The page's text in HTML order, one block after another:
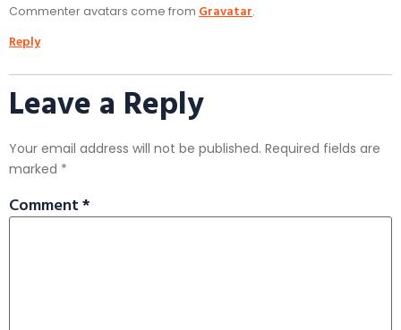
Commenter avatars come from Gravatar.
Reply
Leave a Reply
Your email address will not be published. Required fields are
marked *
Comment*